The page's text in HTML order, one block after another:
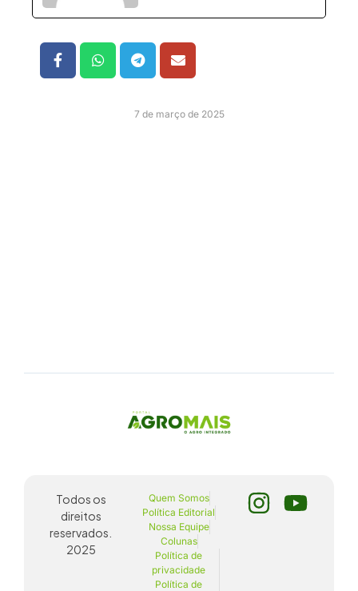
7 de março de 2025
Todos os
direitos
reservados.
2025
Quem Somos
Política Editorial
Nossa Equipe
Colunas
Política de
privacidade
Política de